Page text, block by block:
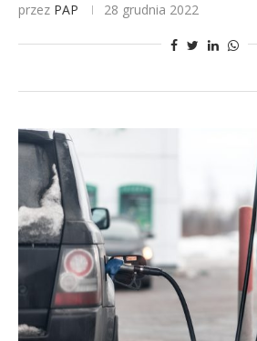
przez PAP 28 grudnia 2022